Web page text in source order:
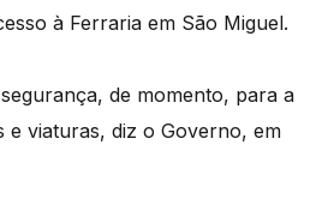
à Ferraria em São Miguel.
de momento, para a
e viaturas, diz o Governo, em